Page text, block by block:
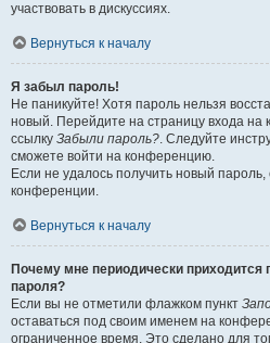
участвовать в дискуссиях.
Вернуться к началу
Я забыл пароль!
Не паникуйте! Хотя пароль нельзя
новый. Перейдите на страницу входа
ссылку Забыли пароль?. Следуйте
сможете войти на конференцию.
Если не удалось получить новый
конференции.
Вернуться к началу
Почему мне периодически приходится
пароля?
Если вы не отметили флажком пункт
оставаться под своим именем на
ограниченное время. Это сделано для